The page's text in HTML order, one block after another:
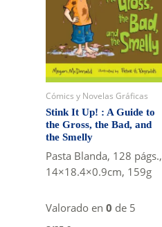
Cómics y Novelas Gráficas
Stink It Up! : A Guide to
the Gross, the Bad, and
the Smelly
Pasta Blanda, 128 págs.,
14×18.4×0.9cm, 159g
Valorado en0 de 5